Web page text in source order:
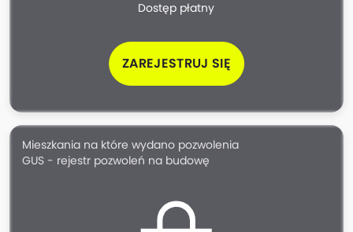
Dostęp płatny
ZAREJESTRUJ SIĘ
Mieszkania na które wydano pozwolenia
GUS - rejestr pozwoleń na budowę